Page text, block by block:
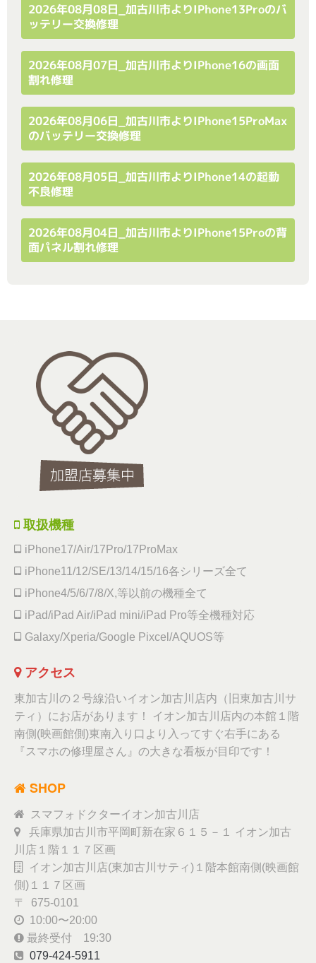
2026年08月08日_加古川市よりiPhone13Proのバ
ッテリー交換修理
2026年08月07日_加古川市よりiPhone16の画面
割れ修理
2026年08月06日_加古川市よりiPhone15ProMax
のバッテリー交換修理
2026年08月05日_加古川市よりiPhone14の起動
不良修理
2026年08月04日_加古川市よりiPhone15Proの背
面パネル割れ修理
取扱機種
iPhone17/Air/17Pro/17ProMax
iPhone11/12/SE/13/14/15/16各シリーズ全て
iPhone4/5/6/7/8/X,等以前の機種全て
iPad/iPad Air/iPad mini/iPad Pro等全機種対応
Galaxy/Xperia/Google Pixcel/AQUOS等
アクセス
東加古川の２号線沿いイオン加古川店内（旧東加古川サ
ティ）にお店があります！ イオン加古川店内の本館１階
南側(映画館側)東南入り口より入ってすぐ右手にある
『スマホの修理屋さん』の大きな看板が目印です！
SHOP
スマフォドクターイオン加古川店
兵庫県加古川市平岡町新在家６１５－１ イオン加古
川店１階１１７区画
イオン加古川店(東加古川サティ)１階本館南側(映画館
側)１１７区画
〒 675-0101
10:00〜20:00
最終受付 19:30
079-424-5911